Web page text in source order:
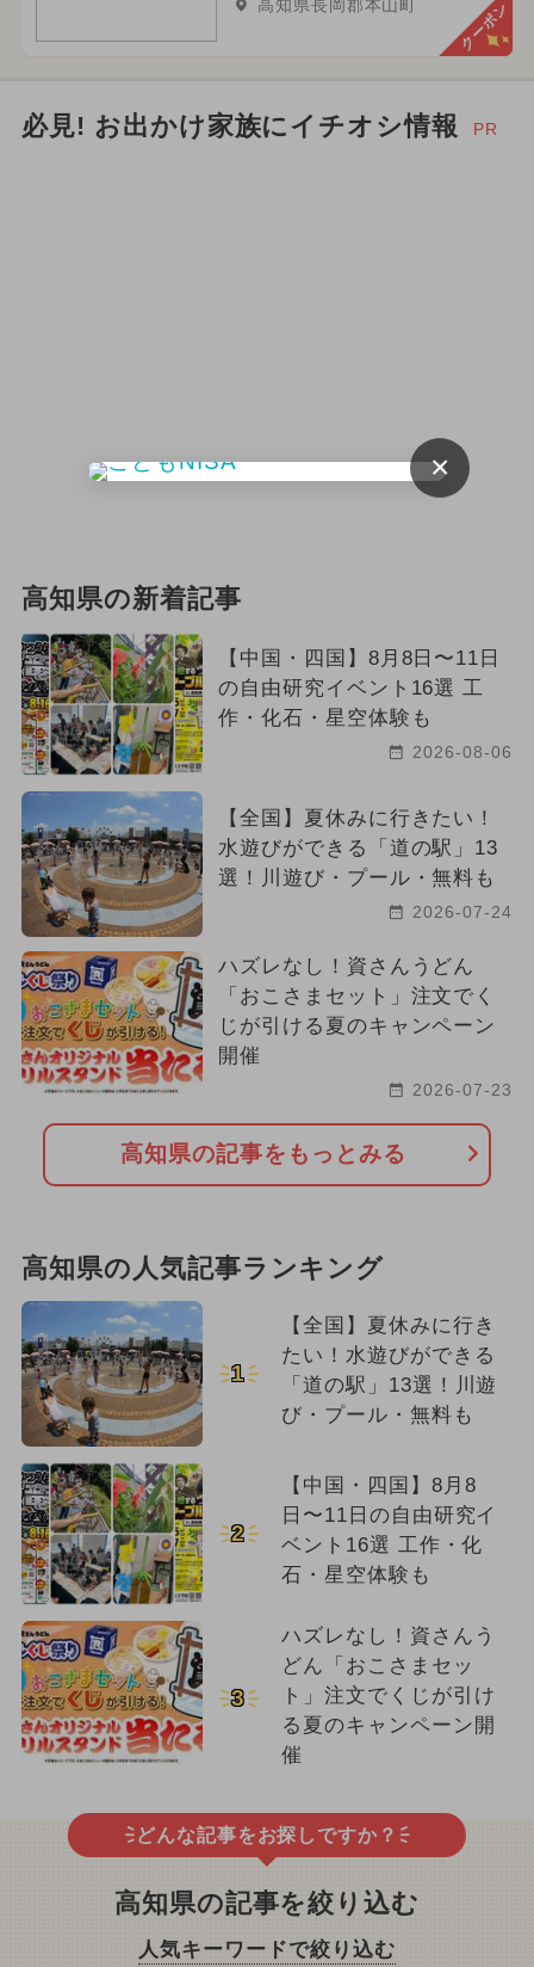
高知県長岡郡本山町 クーポン
必見! お出かけ家族にイチオシ情報 PR
高知県の新着記事
【中国・四国】8月8日〜11日
の自由研究イベント16選 工
作・化石・星空体験も
2026-08-06
【全国】夏休みに行きたい！
水遊びができる「道の駅」13
選！川遊び・プール・無料も
2026-07-24
ハズレなし！資さんうどん
「おこさまセット」注文でく
じが引ける夏のキャンペーン
開催
2026-07-23
高知県の記事をもっとみる
高知県の人気記事ランキング
1
【全国】夏休みに行き
たい！水遊びができる
「道の駅」13選！川遊
び・プール・無料も
2
【中国・四国】8月8
日〜11日の自由研究イ
ベント16選 工作・化
石・星空体験も
3
ハズレなし！資さんう
どん「おこさまセッ
ト」注文でくじが引け
る夏のキャンペーン開
催
どんな記事をお探しですか？
高知県の記事を絞り込む
人気キーワードで絞り込む
×